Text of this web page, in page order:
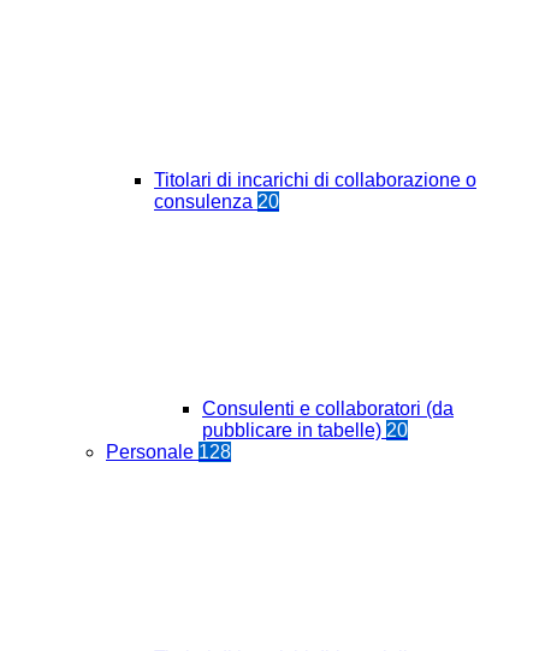
Titolari di incarichi di collaborazione o
consulenza 20
Consulenti e collaboratori (da
pubblicare in tabelle) 20
Personale 128